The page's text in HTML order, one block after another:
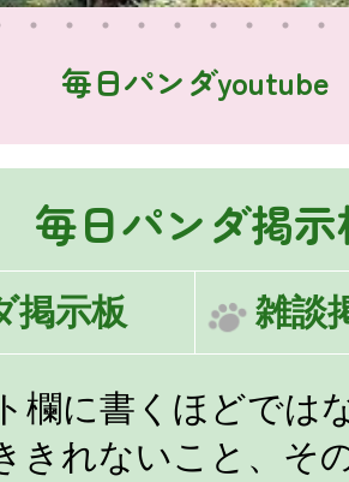
毎日パンダyoutube
毎日パンダ掲
掲示板 雑談
欄に書くほどでは
きれないこと、そ